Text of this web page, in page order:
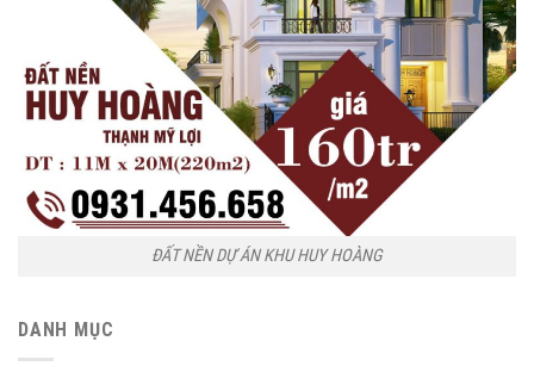
ĐẤT NỀN DỰ ÁN KHU HUY HOÀNG
DANH MỤC